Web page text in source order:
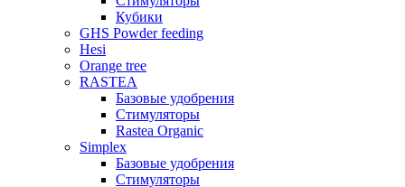
Кубики
GHS Powder feeding
Hesi
Orange tree
RASTEA
Базовые удобрения
Стимуляторы
Rastea Organic
Simplex
Базовые удобрения
Стимуляторы